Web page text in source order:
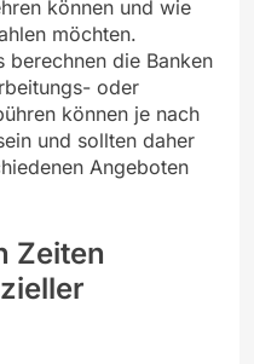
können und wie
möchten.
berechnen die Banken
oder
können je nach
und sollten daher
Angeboten
Zeiten